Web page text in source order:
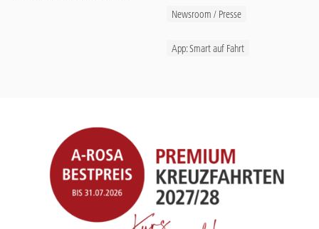
Newsroom / Presse
App: Smart auf Fahrt